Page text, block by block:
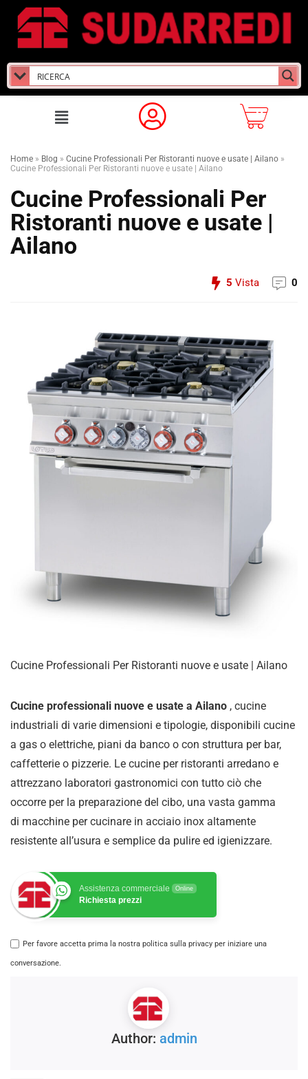
Home » Blog » Cucine Professionali Per Ristoranti nuove e usate | Ailano »
Cucine Professionali Per Ristoranti nuove e usate | Ailano
Cucine Professionali Per
Ristoranti nuove e usate |
Ailano
5 Vista 0
Cucine Professionali Per Ristoranti nuove e usate | Ailano
Cucine professionali nuove e usate a Ailano , cucine
industriali di varie dimensioni e tipologie, disponibili cucine
a gas o elettriche, piani da banco o con struttura per bar,
caffetterie o pizzerie. Le cucine per ristoranti arredano e
attrezzano laboratori gastronomici con tutto ciò che
occorre per la preparazione del cibo, una vasta gamma
di macchine per cucinare in acciaio inox altamente
resistente all’usura e semplice da pulire ed igienizzare.
Assistenza commerciale Online
Richiesta prezzi
Per favore accetta prima la nostra politica sulla privacy per iniziare una
conversazione.
Author: admin